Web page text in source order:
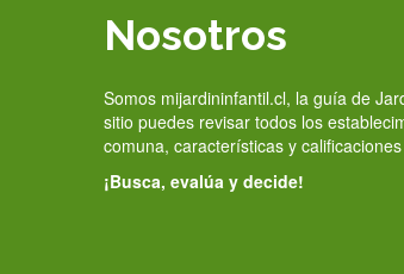
Nosotros
Somos mijardininfantil.cl, la guía de
sitio puedes revisar todos los
comuna, características y
¡Busca, evalúa y decide!